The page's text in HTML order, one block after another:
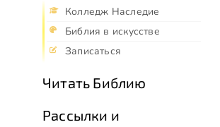
Колледж Наследие
Библия в искусстве
Записаться
Читать Библию
Рассылки и